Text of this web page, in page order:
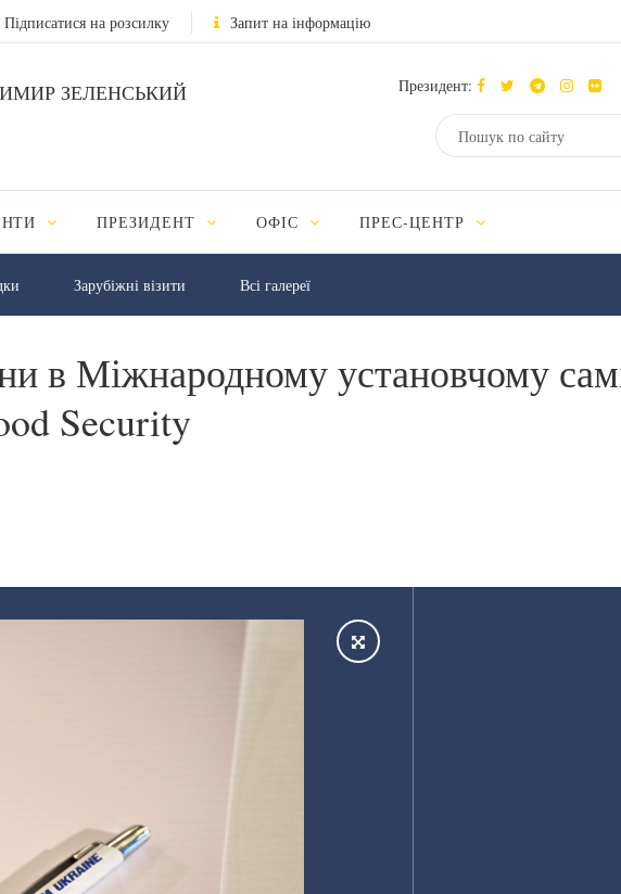
Підписатися на розсилку Запит на інформацію
ЗЕЛЕНСЬКИЙ Президент:
ПРЕЗИДЕНТ ОФІС ПРЕС-ЦЕНТР
Зарубіжні візити Всі галереї
в Міжнародному установчому
Security